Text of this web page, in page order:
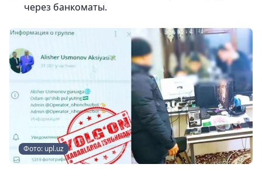
через банкоматы.
Фото: upl.uz